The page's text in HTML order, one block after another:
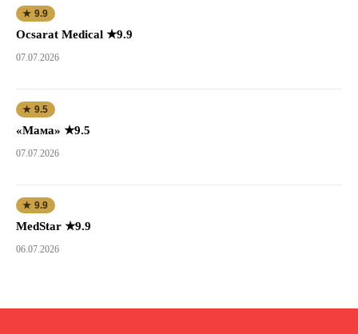
★ 9.9
Ocsarat Medical ★9.9
07.07.2026
★ 9.5
«Мама» ★9.5
07.07.2026
★ 9.9
MedStar ★9.9
06.07.2026